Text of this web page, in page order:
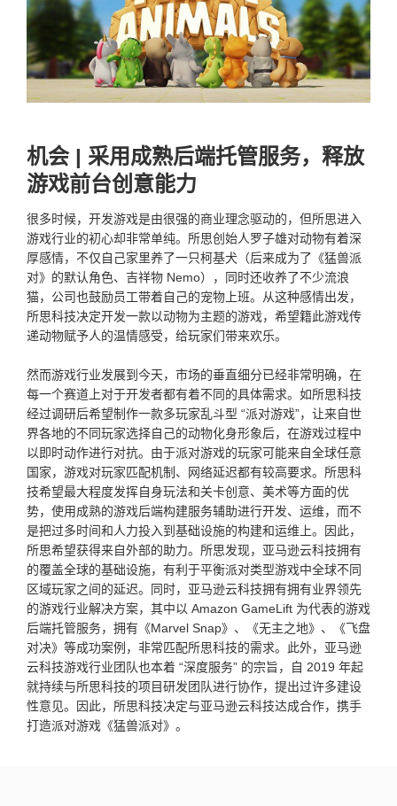
机会 | 采用成熟后端托管服务，释放
游戏前台创意能力
很多时候，开发游戏是由很强的商业理念驱动的，但所思进入
游戏行业的初心却非常单纯。所思创始人罗子雄对动物有着深
厚感情，不仅自己家里养了一只柯基犬（后来成为了《猛兽派
对》的默认角色、吉祥物 Nemo），同时还收养了不少流浪
猫，公司也鼓励员工带着自己的宠物上班。从这种感情出发，
所思科技决定开发一款以动物为主题的游戏，希望籍此游戏传
递动物赋予人的温情感受，给玩家们带来欢乐。
然而游戏行业发展到今天，市场的垂直细分已经非常明确，在
每一个赛道上对于开发者都有着不同的具体需求。如所思科技
经过调研后希望制作一款多玩家乱斗型 “派对游戏”，让来自世
界各地的不同玩家选择自己的动物化身形象后，在游戏过程中
以即时动作进行对抗。由于派对游戏的玩家可能来自全球任意
国家，游戏对玩家匹配机制、网络延迟都有较高要求。所思科
技希望最大程度发挥自身玩法和关卡创意、美术等方面的优
势，使用成熟的游戏后端构建服务辅助进行开发、运维，而不
是把过多时间和人力投入到基础设施的构建和运维上。因此，
所思希望获得来自外部的助力。所思发现，亚马逊云科技拥有
的覆盖全球的基础设施，有利于平衡派对类型游戏中全球不同
区域玩家之间的延迟。同时，亚马逊云科技拥有拥有业界领先
的游戏行业解决方案，其中以 Amazon GameLift 为代表的游戏
后端托管服务，拥有《Marvel Snap》、《无主之地》、《飞盘
对决》等成功案例，非常匹配所思科技的需求。此外，亚马逊
云科技游戏行业团队也本着 “深度服务” 的宗旨，自 2019 年起
就持续与所思科技的项目研发团队进行协作，提出过许多建设
性意见。因此，所思科技决定与亚马逊云科技达成合作，携手
打造派对游戏《猛兽派对》。